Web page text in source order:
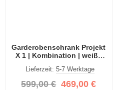
Garderobenschrank Projekt
X 1 | Kombination | weiß |
Lieferzeit: 5-7 Werktage
599,00 € 469,00 €